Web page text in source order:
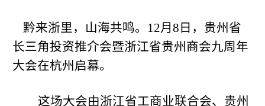
黔来浙里，山海共鸣。 12月 8 日，贵州省
长三角投资推介会暨浙江省贵州商会九周年
大会在杭州启幕。
这场大会由浙江省工商业联合会、贵州